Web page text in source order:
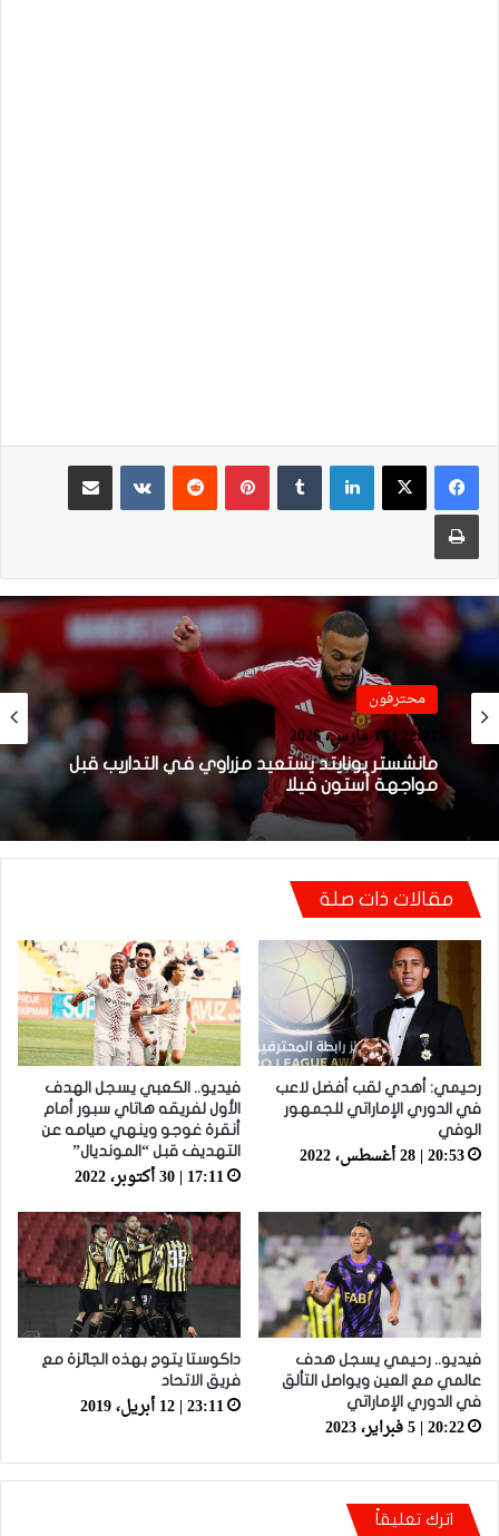
لينكدإن بينتيريست
مشاركة عبر البريد
طباعة
محترفون
22:01 | 14 مارس، 2026
مواجهة أستون فيلا
فيديو
21:49 | 14 مارس، 2026
فيديو.. هدف أوناحي الرائع واحتفاليته التي
تتضمن رسالة لوهبي
مقالات ذات صلة
رحيمي: أهدي لقب أفضل لاعب
في الدوري الإماراتي للجمهور
الوفي
20:53 | 28 أغسطس، 2022
فيديو.. الكعبي يسجل الهدف
الأول لفريقه هاتاي سبور أمام
أنقرة غوجو وينهي صيامه عن
التهديف قبل “المونديال”
17:11 | 30 أكتوبر، 2022
فيديو.. رحيمي يسجل هدف
عالمي مع العين ويواصل التألق
في الدوري الإماراتي
20:22 | 5 فبراير، 2023
داكوستا يتوج بهذه الجائزة مع
فريق الاتحاد
23:11 | 12 أبريل، 2019
اترك تعليقاً